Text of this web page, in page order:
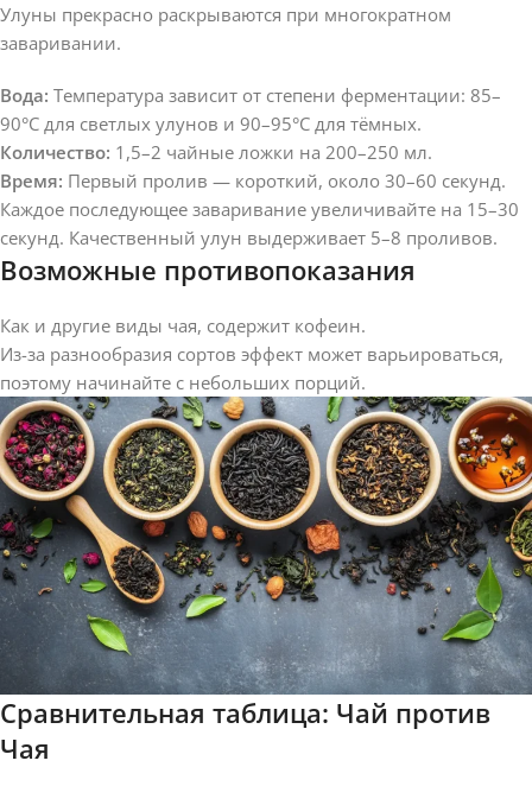
Улуны прекрасно раскрываются при многократном
заваривании.
Вода: Температура зависит от степени ферментации: 85–
90°C для светлых улунов и 90–95°C для тёмных.
Количество: 1,5–2 чайные ложки на 200–250 мл.
Время: Первый пролив — короткий, около 30–60 секунд.
Каждое последующее заваривание увеличивайте на 15–30
секунд. Качественный улун выдерживает 5–8 проливов.
Возможные противопоказания
Как и другие виды чая, содержит кофеин.
Из-за разнообразия сортов эффект может варьироваться,
поэтому начинайте с небольших порций.
Сравнительная таблица: Чай против
Чая